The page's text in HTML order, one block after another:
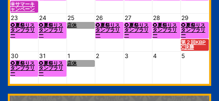
🌞サマーキ
ャンペーン
23
🌻夏祭りス
タンプラリ
ー
24
🌻夏祭りス
タンプラリ
ー
25
店休
26
🌻夏祭りス
タンプラリ
ー
27
🌻夏祭りス
タンプラリ
ー
28
🌻夏祭りス
タンプラリ
ー
29
🌻夏祭りス
タンプラリ
ー
第２回KBP
C決勝
30
🌻夏祭りス
タンプラリ
ー
31
🌻夏祭りス
タンプラリ
ー
1
店休
2 3 4 5